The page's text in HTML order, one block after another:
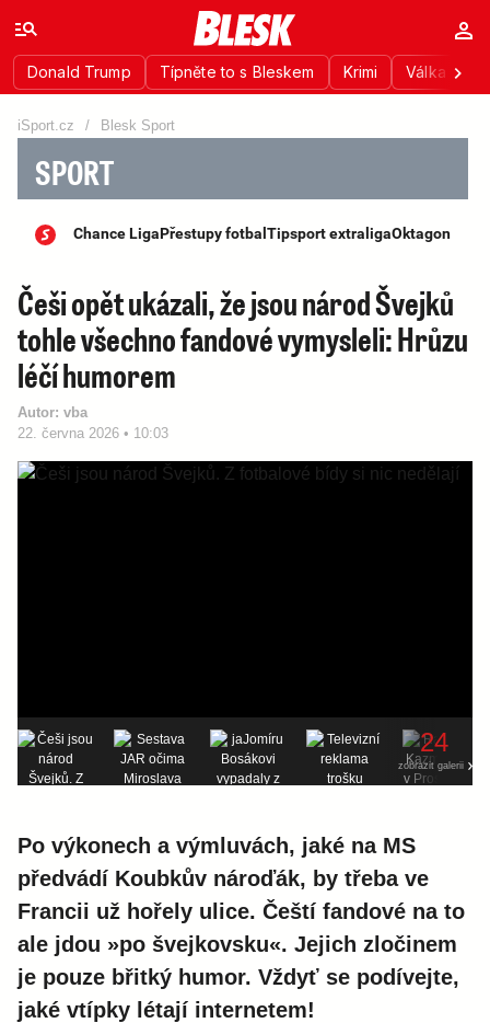
Donald Trump Típněte to s Bleskem Krimi Válka na
SPORT
Chance LigaPřestupy fotbal Tipsport extraligaOktagon
iSport.cz / Blesk Sport
22. června 2026 • 10:03
Češi opět ukázali, že jsou národ Švejků
tohle všechno fandové vymysleli: Hrůzu
léčí humorem
Autor: vba
24
zobrazit galerii
Po výkonech a výmluvách, jaké na MS
předvádí Koubkův nároďák, by třeba ve
Francii už hořely ulice. Čeští fandové na to
ale jdou »po švejkovsku«. Jejich zločinem
je pouze břitký humor. Vždyť se podívejte,
jaké vtípky létají internetem!